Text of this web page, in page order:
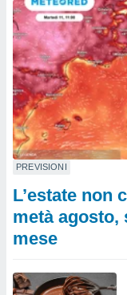
PREVISIONI
L’estate non
metà agosto,
mese